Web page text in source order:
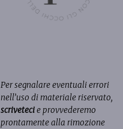
Per segnalare eventuali errori
nell’uso di materiale riservato,
scrivetecie provvederemo
prontamente alla rimozione